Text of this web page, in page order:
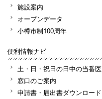
施設案内
オープンデータ
小樽市制100周年
便利情報ナビ
土・日・祝日の日中の当番医
窓口のご案内
申請書・届出書ダウンロード